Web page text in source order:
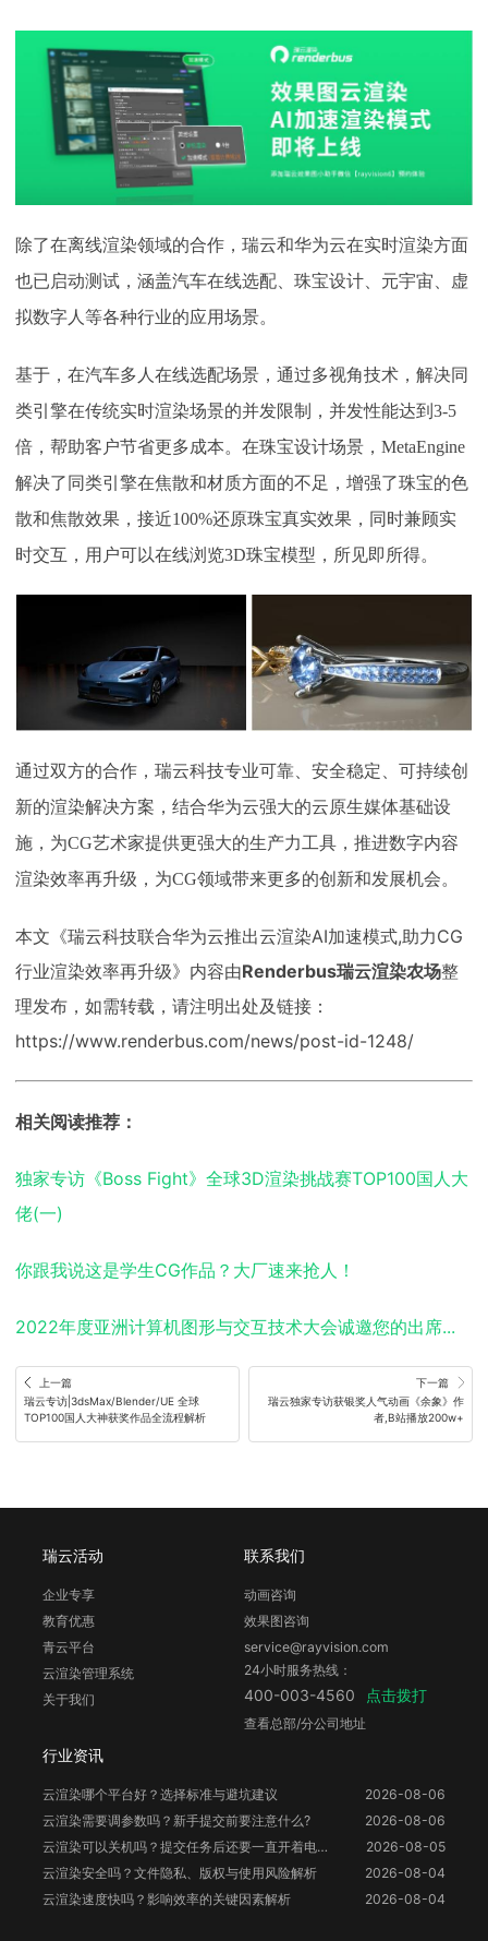
除了在离线渲染领域的合作，瑞云和华为云在实时渲染方面
也已启动测试，涵盖汽车在线选配、珠宝设计、元宇宙、虚
拟数字人等各种行业的应用场景。
基于，在汽车多人在线选配场景，通过多视角技术，解决同
类引擎在传统实时渲染场景的并发限制， 并发性能达到 3-5
倍 ，帮助客户节省更多成本。在珠宝设计场景， MetaEngine
解决了同类引擎在焦散和材质方面的不足，增强了珠宝的色
散和焦散效果，接近100%还原珠宝真实效果，同时兼顾实
时交互，用户可以在线浏览3D珠宝模型，所见即所得。
通过双方的合作，瑞云科技专业可靠、安全稳定、可持续创
新的渲染解决方案，结合华为云强大的云原生媒体基础设
施，为CG艺术家提供更强大的生产力工具，推进数字内容
渲染效率再升级，为CG领域带来更多的创新和发展机会。
本文《瑞云科技联合华为云推出云渲染AI加速模式,助力CG
行业渲染效率再升级》内容由Renderbus瑞云渲染农场整
理发布，如需转载，请注明出处及链接：
https://www.renderbus.com/news/post-id-1248/
相关阅读推荐：
独家专访《Boss Fight》全球3D渲染挑战赛TOP100国人大
佬(一)
你跟我说这是学生CG作品？大厂速来抢人！
2022年度亚洲计算机图形与交互技术大会诚邀您的出席...
上一篇
瑞云专访|3dsMax/Blender/UE 全球
TOP100国人大神获奖作品全流程解析
下一篇
瑞云独家专访获银奖人气动画《余象》作
者,B站播放200w+
瑞云活动
企业专享
教育优惠
青云平台
云渲染管理系统
关于我们
行业资讯
云渲染哪个平台好？选择标准与避坑建议
2026-08-06
云渲染需要调参数吗？新手提交前要注意什么?
2026-08-06
云渲染可以关机吗？提交任务后还要一直开着电脑吗？
2026-08-05
云渲染安全吗？文件隐私、版权与使用风险解析
2026-08-04
云渲染速度快吗？影响效率的关键因素解析
2026-08-04
联系我们
动画咨询
效果图咨询
service@rayvision.com
24小时服务热线：
400-003-4560 点击拨打
查看总部/分公司地址